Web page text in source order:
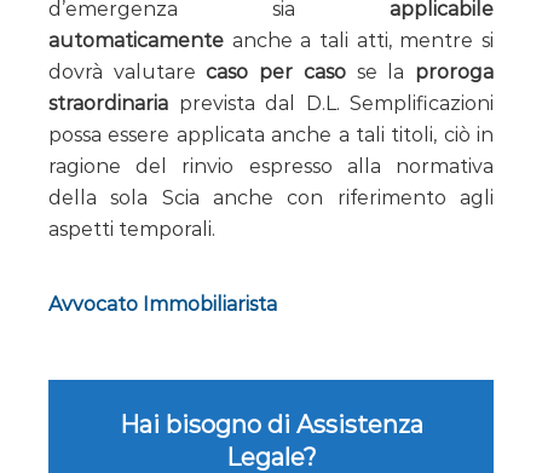
d’emergenza sia applicabile
automaticamente anche a tali atti, mentre si
dovrà valutarecaso per casose la proroga
straordinaria prevista dal D.L. Semplificazioni
possa essere applicata anche a tali titoli, ciò in
ragione del rinvio espresso alla normativa
della sola Scia anche con riferimento agli
aspetti temporali.
Avvocato Immobiliarista
Hai bisogno di Assistenza
Legale?